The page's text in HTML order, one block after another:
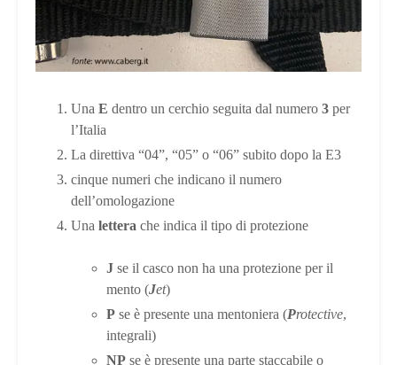
Una E dentro un cerchio seguita dal numero 3 per
l’Italia
La direttiva “04”, “05” o “06” subito dopo la E3
cinque numeri che indicano il numero
dell’omologazione
Una lettera che indica il tipo di protezione
J se il casco non ha una protezione per il
mento (Jet)
P se è presente una mentoniera (Protective,
integrali)
NP se è presente una parte staccabile o